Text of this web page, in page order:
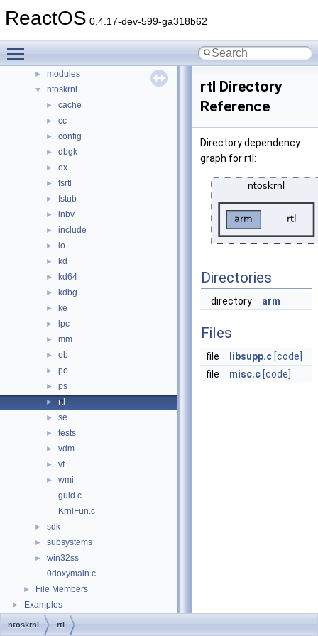
ReactOS 0.4.17-dev-599-ga318b62
dll
► drivers
► hal
► modules
▼ ntoskrnl
► cache
► cc
► config
► dbgk
► ex
► fsrtl
► fstub
► inbv
► include
► io
► kd
► kd64
► kdbg
► ke
► lpc
► mm
► ob
► po
► ps
► rtl
► se
► tests
► vdm
► vf
►
wmi
guid.c
KrnlFun.c
► sdk
► subsystems
►
win32ss
0doxymain.c
► File Members
► Examples
rtl Directory
Reference
Directory dependency
graph for rtl:
Directories
directory arm
Files
file libsupp.c [code]
file
misc.c [code]
ntoskrnl rtl